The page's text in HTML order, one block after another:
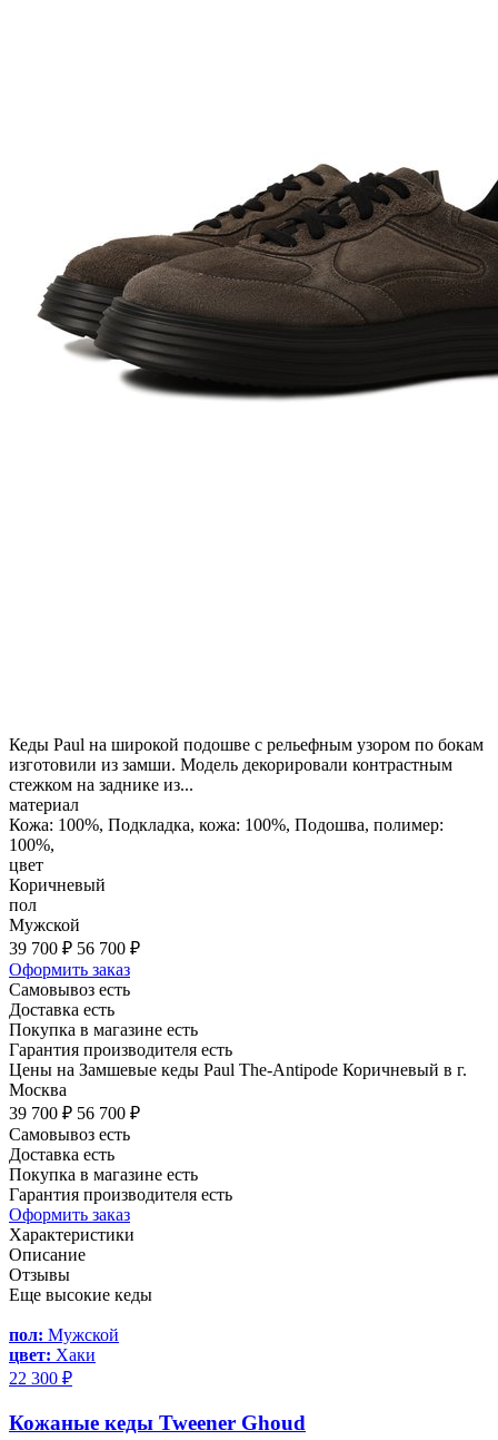
Кеды Paul на широкой подошве с рельефным узором по бокам
изготовили из замши. Модель декорировали контрастным
стежком на заднике из...
материал
Кожа: 100%, Подкладка, кожа: 100%, Подошва, полимер:
100%,
цвет
Коричневый
пол
Мужской
39 700 ₽ 56 700 ₽
Оформить заказ
Самовывоз есть
Доставка есть
Покупка в магазине есть
Гарантия производителя есть
Цены на Замшевые кеды Paul The-Antipode Коричневый в г.
Москва
39 700 ₽ 56 700 ₽
Самовывоз есть
Доставка есть
Покупка в магазине есть
Гарантия производителя есть
Оформить заказ
Характеристики
Описание
Отзывы
Еще высокие кеды
пол: Мужской
цвет: Хаки
22 300 ₽
Кожаные кеды Tweener Ghoud